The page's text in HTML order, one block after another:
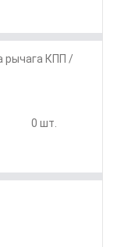
рычага КПП /
0 шт.